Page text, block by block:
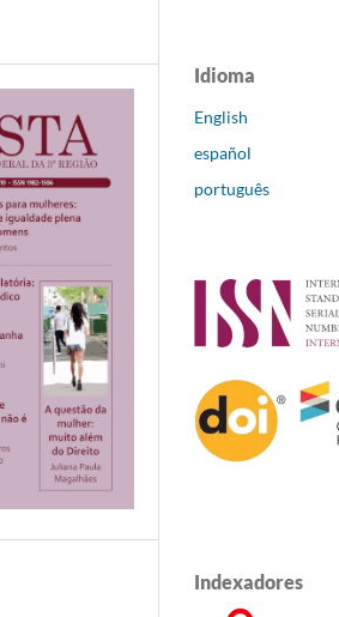
Idioma
English
español
português
Indexadores